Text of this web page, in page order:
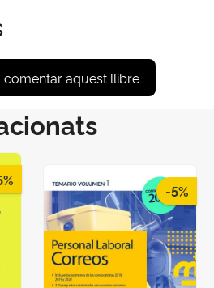
comentar aquest llibre
-5%